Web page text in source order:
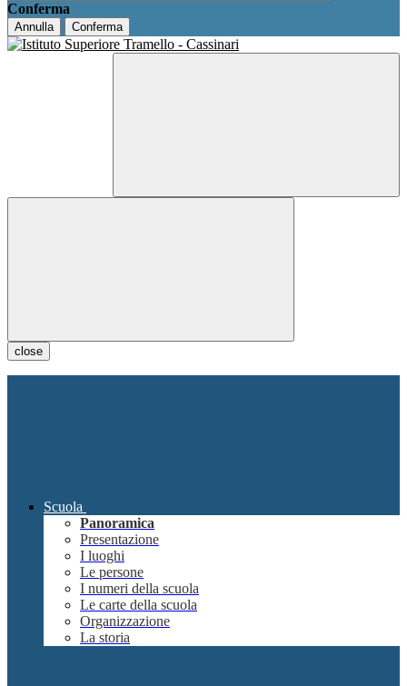
Conferma
Annulla Conferma
close
Scuola
Panoramica
Presentazione
I luoghi
Le persone
I numeri della scuola
Le carte della scuola
Organizzazione
La storia